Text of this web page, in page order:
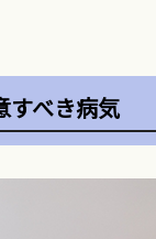
すべき病気